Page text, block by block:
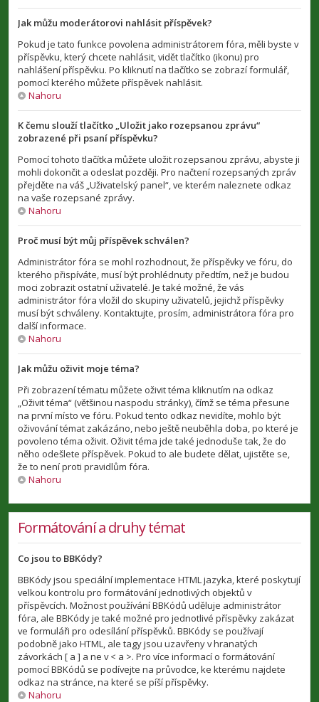
Jak můžu moderátorovi nahlásit příspěvek?
Pokud je tato funkce povolena administrátorem fóra, měli byste v
příspěvku, který chcete nahlásit, vidět tlačítko (ikonu) pro
nahlášení příspěvku. Po kliknutí na tlačítko se zobrazí formulář,
pomocí kterého můžete příspěvek nahlásit.
Nahoru
K čemu slouží tlačítko „Uložit jako rozepsanou zprávu“
zobrazené při psaní příspěvku?
Pomocí tohoto tlačítka můžete uložit rozepsanou zprávu, abyste ji
mohli dokončit a odeslat později. Pro načtení rozepsaných zpráv
přejděte na váš „Uživatelský panel“, ve kterém naleznete odkaz
na vaše rozepsané zprávy.
Nahoru
Proč musí být můj příspěvek schválen?
Administrátor fóra se mohl rozhodnout, že příspěvky ve fóru, do
kterého přispíváte, musí být prohlédnuty předtím, než je budou
moci zobrazit ostatní uživatelé. Je také možné, že vás
administrátor fóra vložil do skupiny uživatelů, jejichž příspěvky
musí být schváleny. Kontaktujte, prosím, administrátora fóra pro
další informace.
Nahoru
Jak můžu oživit moje téma?
Při zobrazení tématu můžete oživit téma kliknutím na odkaz
„Oživit téma“ (většinou naspodu stránky), čímž se téma přesune
na první místo ve fóru. Pokud tento odkaz nevidíte, mohlo být
oživování témat zakázáno, nebo ještě neuběhla doba, po které je
povoleno téma oživit. Oživit téma jde také jednoduše tak, že do
něho odešlete příspěvek. Pokud to ale budete dělat, ujistěte se,
že to není proti pravidlům fóra.
Nahoru
Formátování a druhy témat
Co jsou to BBKódy?
BBKódy jsou speciální implementace HTML jazyka, které poskytují
velkou kontrolu pro formátování jednotlivých objektů v
příspěvcích. Možnost používání BBKódů uděluje administrátor
fóra, ale BBKódy je také možné pro jednotlivé příspěvky zakázat
ve formuláři pro odesílání příspěvků. BBKódy se používají
podobně jako HTML, ale tagy jsou uzavřeny v hranatých
závorkách [ a ] a ne v < a >. Pro více informací o formátování
pomocí BBKódů se podívejte na průvodce, ke kterému najdete
odkaz na stránce, na které se píší příspěvky.
Nahoru